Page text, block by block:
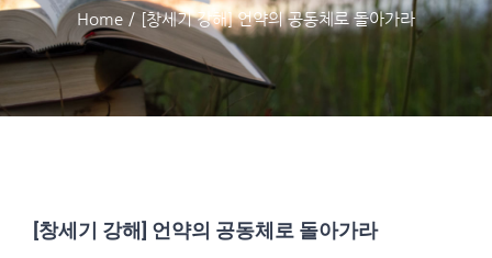
Home / [창세기 강해] 언약의 공동체로 돌아가라
[창세기 강해] 언약의 공동체로 돌아가라